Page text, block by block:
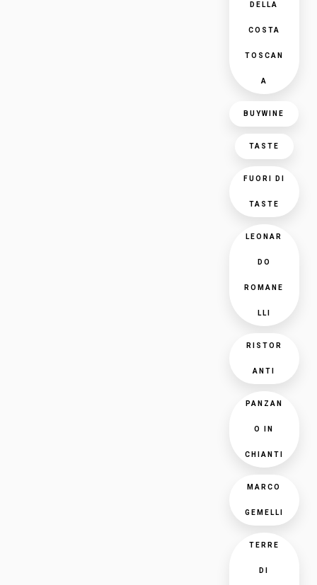
DELLA
COSTA
TOSCAN
A
BUYWINE
TASTE
FUORI DI
TASTE
LEONAR
DO
ROMANE
LLI
RISTOR
ANTI
PANZAN
O IN
CHIANTI
MARCO
GEMELLI
TERRE
DI